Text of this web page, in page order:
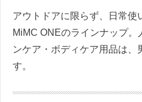
アウトドアに限らず、日常使
MiMC ONEのラインナップ
ンケア・ボディケア用品は、
す。